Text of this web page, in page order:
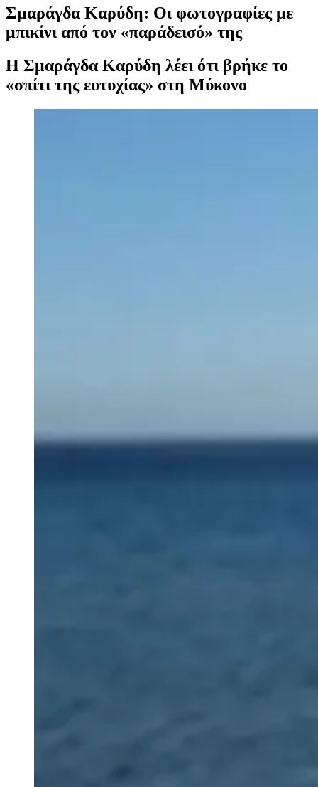
Σμαράγδα Καρύδη: Οι φωτογραφίες με
μπικίνι από τον «παράδεισό» της
Η Σμαράγδα Καρύδη λέει ότι βρήκε το
«σπίτι της ευτυχίας» στη Μύκονο